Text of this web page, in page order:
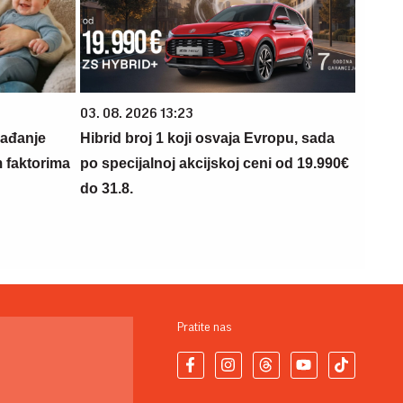
faktorima
03. 08. 2026 13:23
Hibrid broj 1 koji osvaja Evropu, sada
po specijalnoj akcijskoj ceni od 19.990€
do 31.8.
Pratite nas